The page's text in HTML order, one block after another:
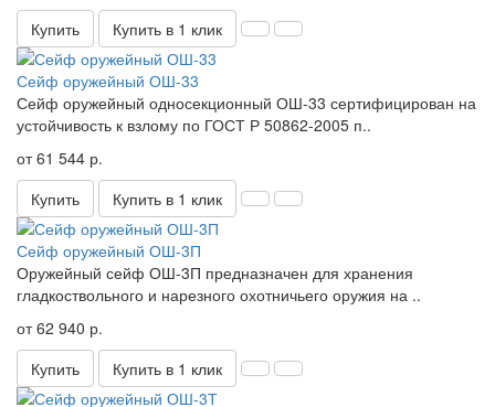
Купить
Купить в 1 клик
Сейф оружейный ОШ-33
Сейф оружейный односекционный ОШ-33 сертифицирован на
устойчивость к взлому по ГОСТ Р 50862-2005 п..
от 61 544 р.
Купить
Купить в 1 клик
Сейф оружейный ОШ-3П
Оружейный сейф ОШ-3П предназначен для хранения
гладкоствольного и нарезного охотничьего оружия на ..
от 62 940 р.
Купить
Купить в 1 клик